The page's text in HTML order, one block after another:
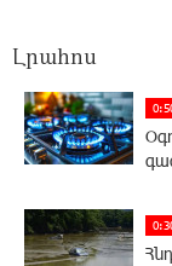
Լրահոս